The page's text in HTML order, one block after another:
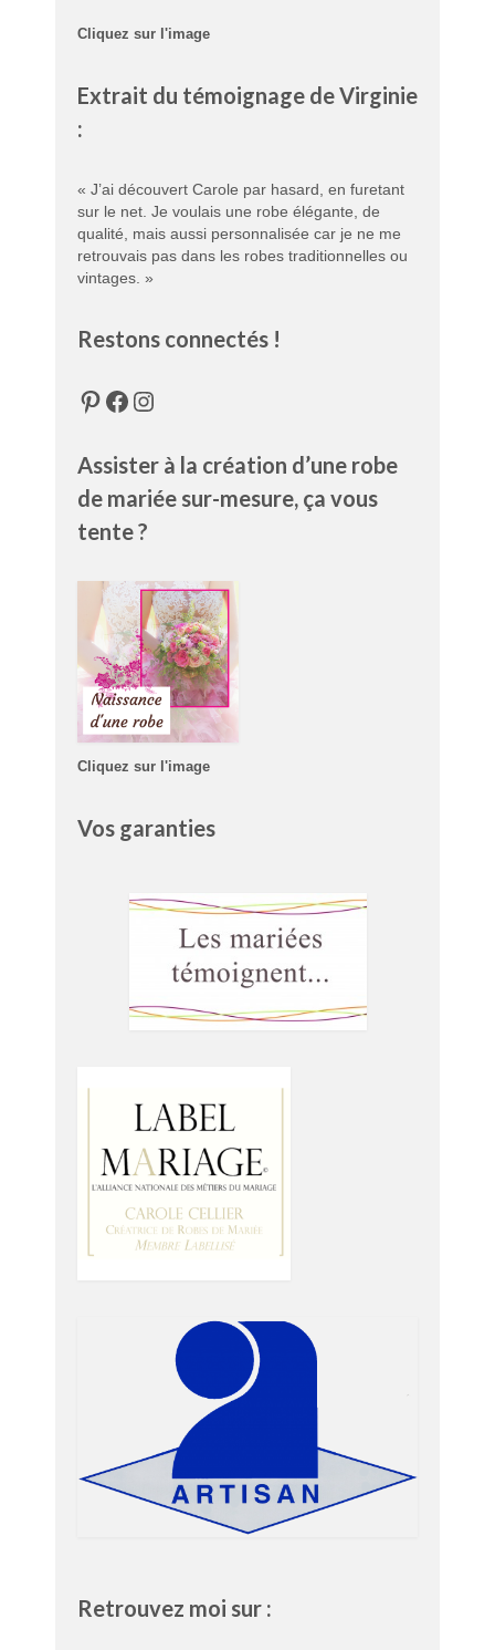
Cliquez sur l'image
Extrait du témoignage de Virginie
:
« J’ai découvert Carole par hasard, en furetant
sur le net. Je voulais une robe élégante, de
qualité, mais aussi personnalisée car je ne me
retrouvais pas dans les robes traditionnelles ou
vintages. »
Restons connectés !
Pinterest
Facebook
Instagram
Assister à la création d’une robe
de mariée sur-mesure, ça vous
tente ?
Cliquez sur l'image
Vos garanties
Retrouvez moi sur :